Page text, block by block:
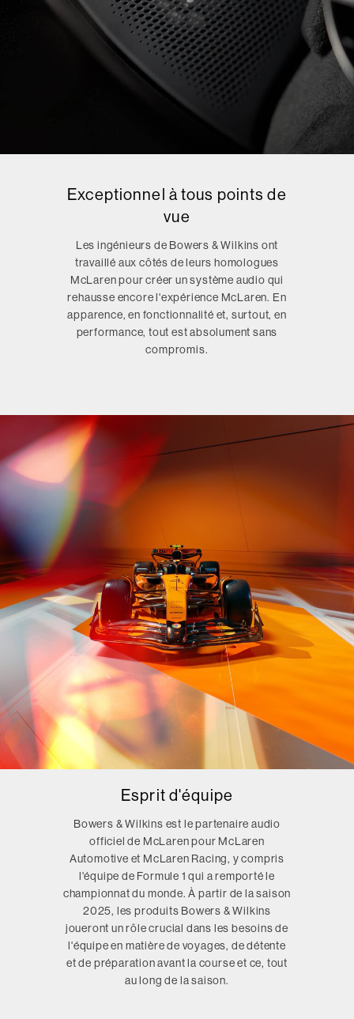
Exceptionnel à tous points de
vue
Les ingénieurs de Bowers & Wilkins ont
travaillé aux côtés de leurs homologues
McLaren pour créer un système audio qui
rehausse encore l'expérience McLaren. En
apparence, en fonctionnalité et, surtout, en
performance, tout est absolument sans
compromis.
Esprit d'équipe
Bowers & Wilkins est le partenaire audio
officiel de McLaren pour McLaren
Automotive et McLaren Racing, y compris
l'équipe de Formule 1 qui a remporté le
championnat du monde. À partir de la saison
2025, les produits Bowers & Wilkins
joueront un rôle crucial dans les besoins de
l'équipe en matière de voyages, de détente
et de préparation avant la course et ce, tout
au long de la saison.